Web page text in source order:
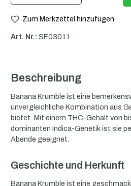
Zum Merkzettel hinzufügen
Art. Nr.: SE03011
Beschreibung
Banana Krumble ist eine
unvergleichliche Kombination aus
bietet. Mit einem THC-Gehalt von
dominanten Indica-Genetik ist sie
Abende geeignet.
Geschichte und Herkunft
Banana Krumble ist eine